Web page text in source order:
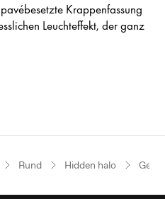
Krappenfassung
Leuchteffekt, der ganz
Rund Hidden halo